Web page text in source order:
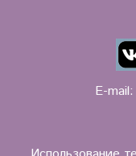
E-mail: